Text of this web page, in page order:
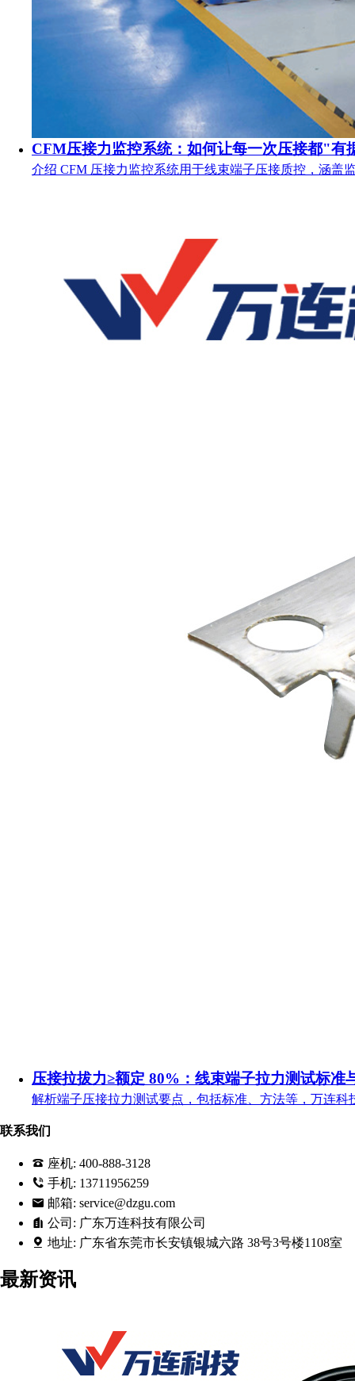
CFM压接力监控系统：如何让每一次压接都"有
介绍 CFM 压接力监控系统用于线束端子压接质控，涵盖
压接拉拔力≥额定 80%：线束端子拉力测试标准
解析端子压接拉力测试要点，包括标准、方法等，万连科
联系我们
座机: 400-888-3128
手机: 13711956259
邮箱: service@dzgu.com
公司: 广东万连科技有限公司
地址: 广东省东莞市长安镇银城六路 38号3号楼1108室
最新资讯